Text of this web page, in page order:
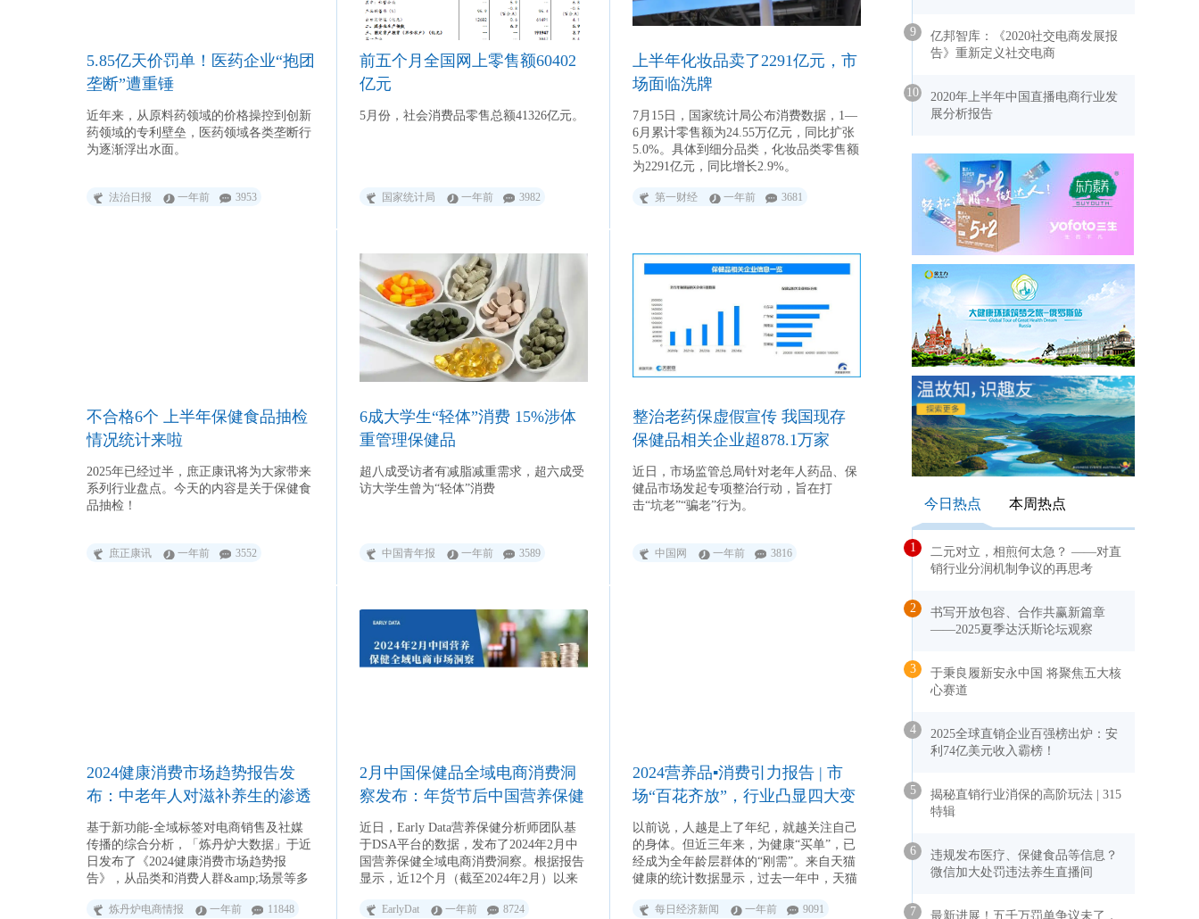
对毛戈平作为高端品牌认可度的提升，正
持续转化为集团业务增长的长期动能，促
部分公司业绩出现下滑。如科思股份，公
司上半年实现营业收入7.21亿元，同比下
降48.67%；归母净利润6529.70万元，同
缓和下游客户消化前期库存的影响，导致
归母净利润7.99亿元，同比增长
13.80%。 珀莱雅表示，报告期内，珀
74.27%的收入占比继续扮演“定盘星”角
色。上半年品牌持续领跑国内主流电商渠
道：珀莱雅旗舰店成交金额稳居天猫美妆
五，国货第一。 多品牌布局则为公司
地位；旗下彩妆品牌“PL恋火”则聚焦高质
极简底妆，深化品牌价值建设。上半年，
长34.36%；PL恋火品牌实现营业收入5.16
亿元，同比增长23.87%。 上海家化上
半年实现营业收入34.78亿元，同比上升
4.75%；归母净利润为2.66亿元，同比上
六神品牌发力户外市场，聚焦“专业驱蚊
5.85亿天价罚单！医药企业“抱团
垄断”遭重锤
近年来，从原料药领域的价格操控到创新
药领域的专利壁垒，医药领域各类垄断行
为逐渐浮出水面。
法治日报 一年前 3953
前五个月全国网上零售额60402
亿元
5月份，社会消费品零售总额41326亿元。
国家统计局 一年前 3982
上半年化妆品卖了2291亿元，市
场面临洗牌
7月15日，国家统计局公布消费数据，1—
6月累计零售额为24.55万亿元，同比扩张
5.0%。具体到细分品类，化妆品类零售额
为2291亿元，同比增长2.9%。
第一财经 一年前 3681
不合格6个 上半年保健食品抽检
情况统计来啦
2025年已经过半，庶正康讯将为大家带来
系列行业盘点。今天的内容是关于保健食
品抽检！
庶正康讯 一年前 3552
6成大学生“轻体”消费 15%涉体
重管理保健品
超八成受访者有减脂减重需求，超六成受
访大学生曾为“轻体”消费
中国青年报 一年前 3589
整治老药保虚假宣传 我国现存
保健品相关企业超878.1万家
近日，市场监管总局针对老年人药品、保
健品市场发起专项整治行动，旨在打
击“坑老”“骗老”行为。
中国网 一年前 3816
2024健康消费市场趋势报告发
布：中老年人对滋补养生的渗透
率较高 年轻人的养生需求成为
市场新驱动
基于新功能-全域标签对电商销售及社媒
传播的综合分析，「炼丹炉大数据」于近
日发布了《2024健康消费市场趋势报
告》，从品类和消费人群&amp;场景等多
掘健康消费市场的细分机遇，为品牌与商
炼丹炉电商情报 一年前 11848
2月中国保健品全域电商消费洞
察发布：年货节后中国营养保健
电商市场销售额疲软
近日，Early Data营养保健分析师团队基
于DSA平台的数据，发布了2024年2月中
国营养保健全域电商消费洞察。根据报告
显示，近12个月（截至2024年2月）以来
同比增长+18%。受1月年货节后需求疲软
EarlyDat 一年前 8724
2024营养品▪消费引力报告 | 市
场“百花齐放”，行业凸显四大变
化
以前说，人越是上了年纪，就越关注自己
的身体。但近三年来，为健康“买单”，已
经成为全年龄层群体的“刚需”。来自天猫
健康的统计数据显示，过去一年中，天猫
购买频次超过5次，达成了千亿元级别的
每日经济新闻 一年前 9091
9
亿邦智库：《2020社交电商发展报
告》重新定义社交电商
10
2020年上半年中国直播电商行业发
展分析报告
今日热点 本周热点
1
二元对立，相煎何太急？ ——对直
销行业分润机制争议的再思考
2
书写开放包容、合作共赢新篇章
——2025夏季达沃斯论坛观察
3
于秉良履新安永中国 将聚焦五大核
心赛道
4
2025全球直销企业百强榜出炉：安
利74亿美元收入霸榜！
5
揭秘直销行业消保的高阶玩法 | 315
特辑
6
违规发布医疗、保健食品等信息？
微信加大处罚违法养生直播间
7
最新进展！五千万罚单争议未了，